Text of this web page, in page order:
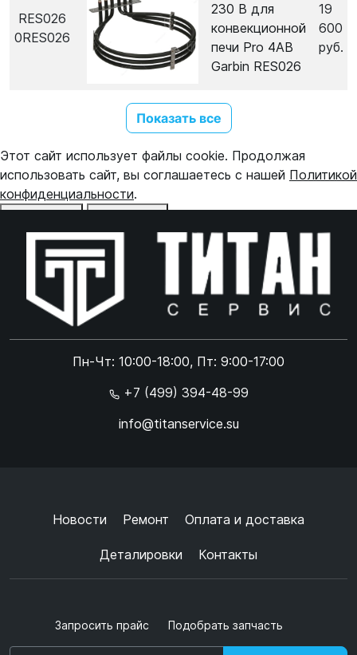
RES026
0RES026
230 В для
конвекционной
печи Pro 4AB
Garbin RES026
19
600
руб.
Показать все
Пн-Чт: 10:00-18:00, Пт: 9:00-17:00
+7 (499) 394-48-99
info@titanservice.su
Новости Ремонт Оплата и доставка
Деталировки Контакты
Запросить прайс Подобрать запчасть
Этот сайт использует файлы cookie. Продолжая
использовать сайт, вы соглашаетесь с нашей Политикой
конфиденциальности.
Online чат
Online чат